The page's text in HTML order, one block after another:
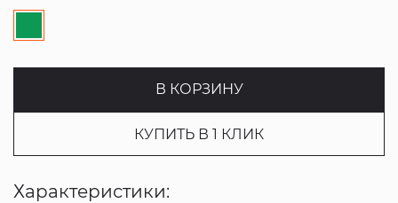
В КОРЗИНУ
КУПИТЬ В 1 КЛИК
Характеристики: